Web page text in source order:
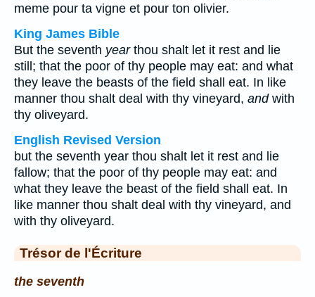
meme pour ta vigne et pour ton olivier.
King James Bible
But the seventh yearthou shalt let it rest and lie
still; that the poor of thy people may eat: and what
they leave the beasts of the field shall eat. In like
manner thou shalt deal with thy vineyard, andwith
thy oliveyard.
English Revised Version
but the seventh year thou shalt let it rest and lie
fallow; that the poor of thy people may eat: and
what they leave the beast of the field shall eat. In
like manner thou shalt deal with thy vineyard, and
with thy oliveyard.
Trésor de l'Écriture
the seventh